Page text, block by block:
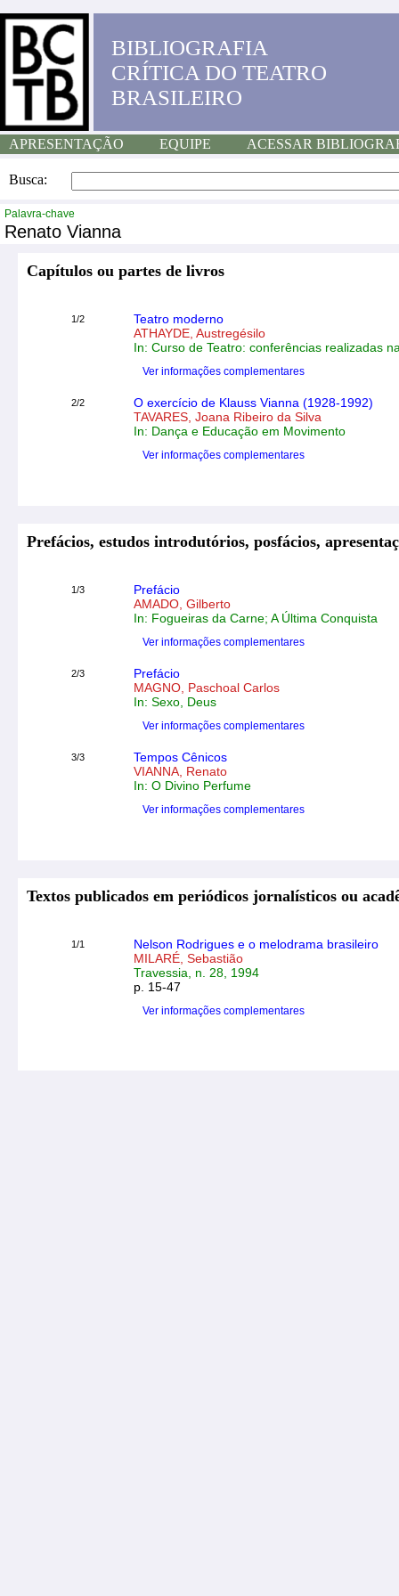
BIBLIOGRAFIA
CRÍTICA DO TEATRO
BRASILEIRO
APRESENTAÇÃO EQUIPE ACESSAR
Busca:
Palavra-chave
Renato Vianna
Capítulos ou partes de livros
1/2
Teatro moderno
ATHAYDE, Austregésilo
In: Curso de Teatro: conferências realizadas
Ver informações complementares
2/2
O exercício de Klauss Vianna (1928-1992)
TAVARES, Joana Ribeiro da Silva
In: Dança e Educação em Movimento
Ver informações complementares
Prefácios, estudos introdutórios, posfácios,
1/3
Prefácio
AMADO, Gilberto
In: Fogueiras da Carne; A Última Conquista
Ver informações complementares
2/3
Prefácio
MAGNO, Paschoal Carlos
In: Sexo, Deus
Ver informações complementares
3/3
Tempos Cênicos
VIANNA, Renato
In: O Divino Perfume
Ver informações complementares
Textos publicados em periódicos jornalísticos ou
1/1
Nelson Rodrigues e o melodrama brasileiro
MILARÉ, Sebastião
Travessia, n. 28, 1994
p. 15-47
Ver informações complementares